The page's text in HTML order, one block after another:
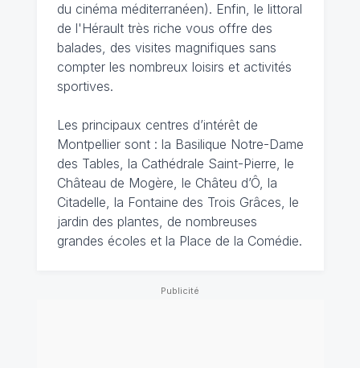
du cinéma méditerranéen). Enfin, le littoral
de l'Hérault très riche vous offre des
balades, des visites magnifiques sans
compter les nombreux loisirs et activités
sportives.
Les principaux centres d’intérêt de
Montpellier sont : la Basilique Notre-Dame
des Tables, la Cathédrale Saint-Pierre, le
Château de Mogère, le Châteu d’Ô, la
Citadelle, la Fontaine des Trois Grâces, le
jardin des plantes, de nombreuses
grandes écoles et la Place de la Comédie.